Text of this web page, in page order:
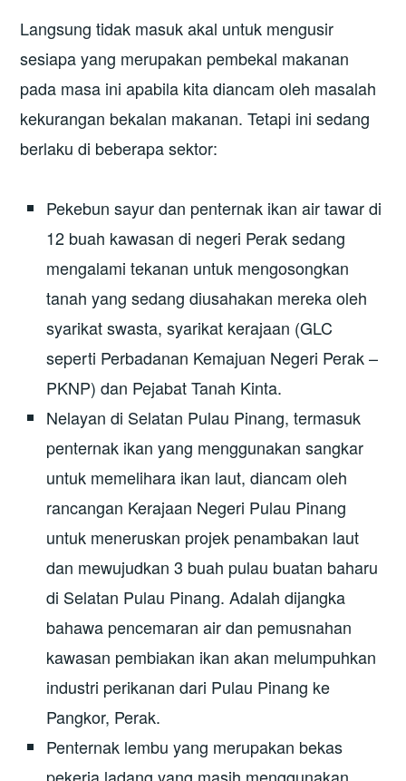
Langsung tidak masuk akal untuk mengusir
sesiapa yang merupakan pembekal makanan
pada masa ini apabila kita diancam oleh masalah
kekurangan bekalan makanan. Tetapi ini sedang
berlaku di beberapa sektor:
Pekebun sayur dan penternak ikan air tawar di
12 buah kawasan di negeri Perak sedang
mengalami tekanan untuk mengosongkan
tanah yang sedang diusahakan mereka oleh
syarikat swasta, syarikat kerajaan (GLC
seperti Perbadanan Kemajuan Negeri Perak –
PKNP) dan Pejabat Tanah Kinta.
Nelayan di Selatan Pulau Pinang, termasuk
penternak ikan yang menggunakan sangkar
untuk memelihara ikan laut, diancam oleh
rancangan Kerajaan Negeri Pulau Pinang
untuk meneruskan projek penambakan laut
dan mewujudkan 3 buah pulau buatan baharu
di Selatan Pulau Pinang. Adalah dijangka
bahawa pencemaran air dan pemusnahan
kawasan pembiakan ikan akan melumpuhkan
industri perikanan dari Pulau Pinang ke
Pangkor, Perak.
Penternak lembu yang merupakan bekas